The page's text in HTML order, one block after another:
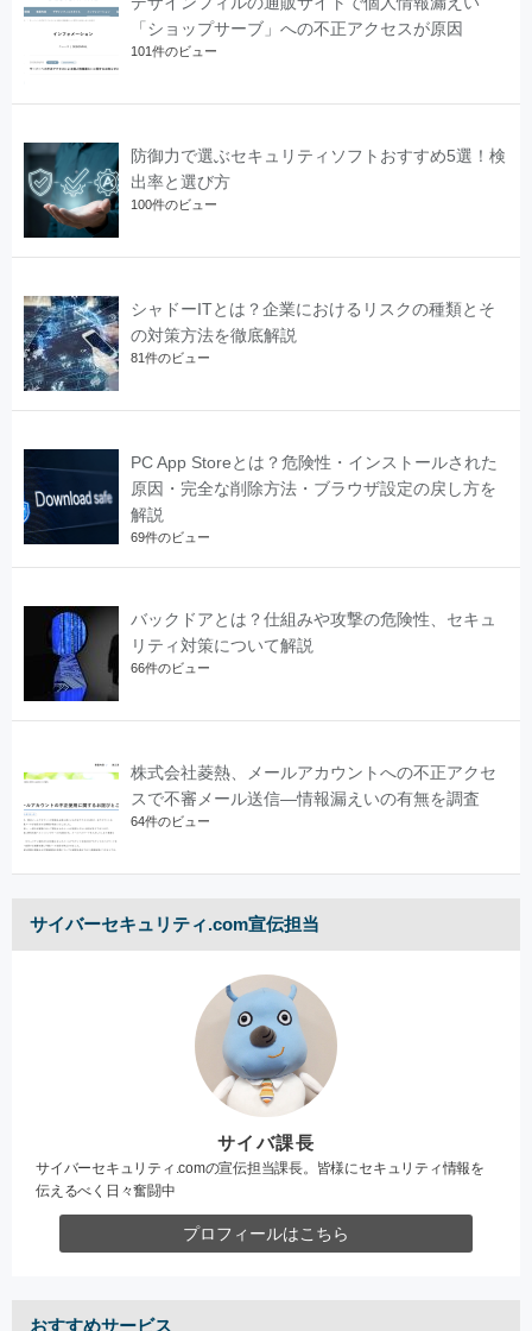
「ショップサーブ」への不正アクセスが原因
101件のビュー
防御力で選ぶセキュリティソフトおすすめ5選！検
出率と選び方
100件のビュー
シャドーITとは？企業におけるリスクの種類とそ
の対策方法を徹底解説
81件のビュー
PC App Storeとは？危険性・インストールされた
原因・完全な削除方法・ブラウザ設定の戻し方を
解説
69件のビュー
バックドアとは？仕組みや攻撃の危険性、セキュ
リティ対策について解説
66件のビュー
株式会社菱熱、メールアカウントへの不正アクセ
スで不審メール送信―情報漏えいの有無を調査
64件のビュー
サイバーセキュリティ.com宣伝担当
サイバ課長
サイバーセキュリティ.comの宣伝担当課長。皆様にセキュリティ情報を
伝えるべく日々奮闘中
プロフィールはこちら
おすすめサービス